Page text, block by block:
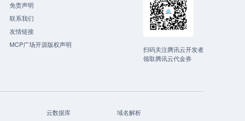
免责声明
联系我们
友情链接
MCP广场开源版权声明
扫码关注腾讯云开发者
领取腾讯云代金券
云数据库
域名解析